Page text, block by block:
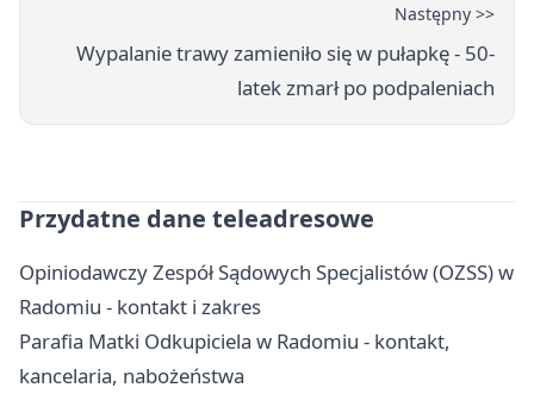
Następny >>
Wypalanie trawy zamieniło się w pułapkę - 50-
latek zmarł po podpaleniach
Przydatne dane teleadresowe
Opiniodawczy Zespół Sądowych Specjalistów (OZSS) w
Radomiu - kontakt i zakres
Parafia Matki Odkupiciela w Radomiu - kontakt,
kancelaria, nabożeństwa